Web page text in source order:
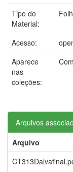
Tipo do
Material:
Acesso:
Aparece
nas
coleções:
Arquivos
Arquivo